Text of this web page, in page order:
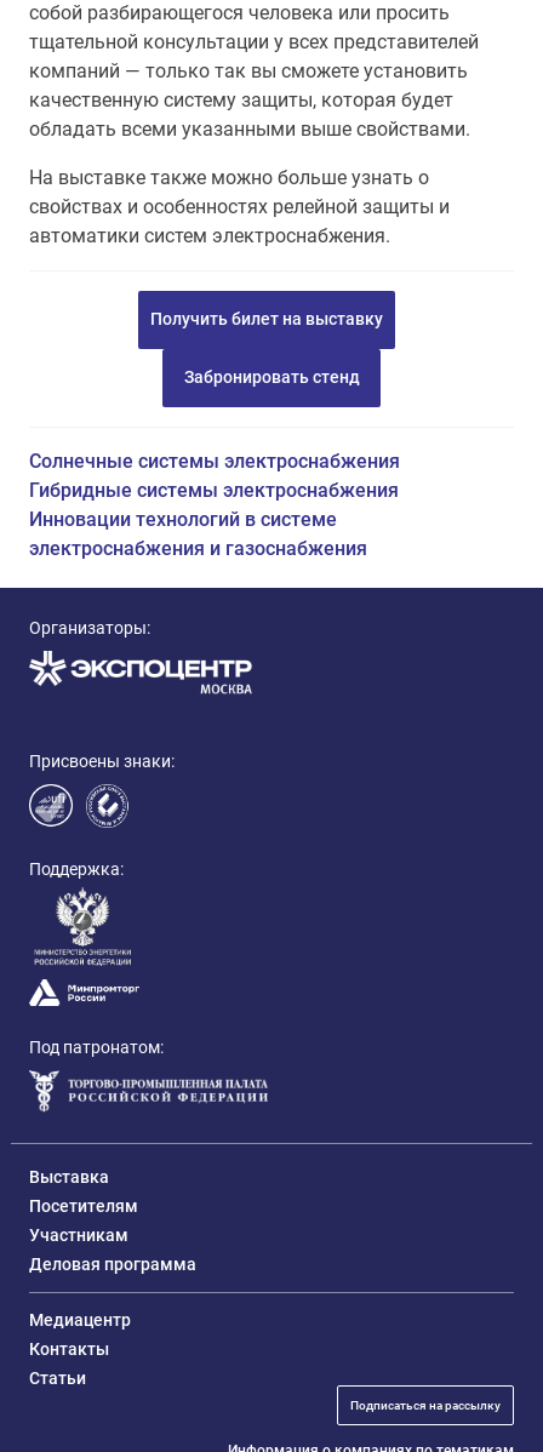
собой разбирающегося человека или просить
тщательной консультации у всех представителей
компаний — только так вы сможете установить
качественную систему защиты, которая будет
обладать всеми указанными выше свойствами.
На выставке также можно больше узнать о
свойствах и особенностях релейной защиты и
автоматики систем электроснабжения.
Получить билет на выставку
Забронировать стенд
Солнечные системы электроснабжения
Гибридные системы электроснабжения
Инновации технологий в системе
электроснабжения и газоснабжения
Организаторы:
Присвоены знаки:
Поддержка:
Под патронатом:
Выставка
Посетителям
Участникам
Деловая программа
Медиацентр
Контакты
Статьи
Подписаться на рассылку